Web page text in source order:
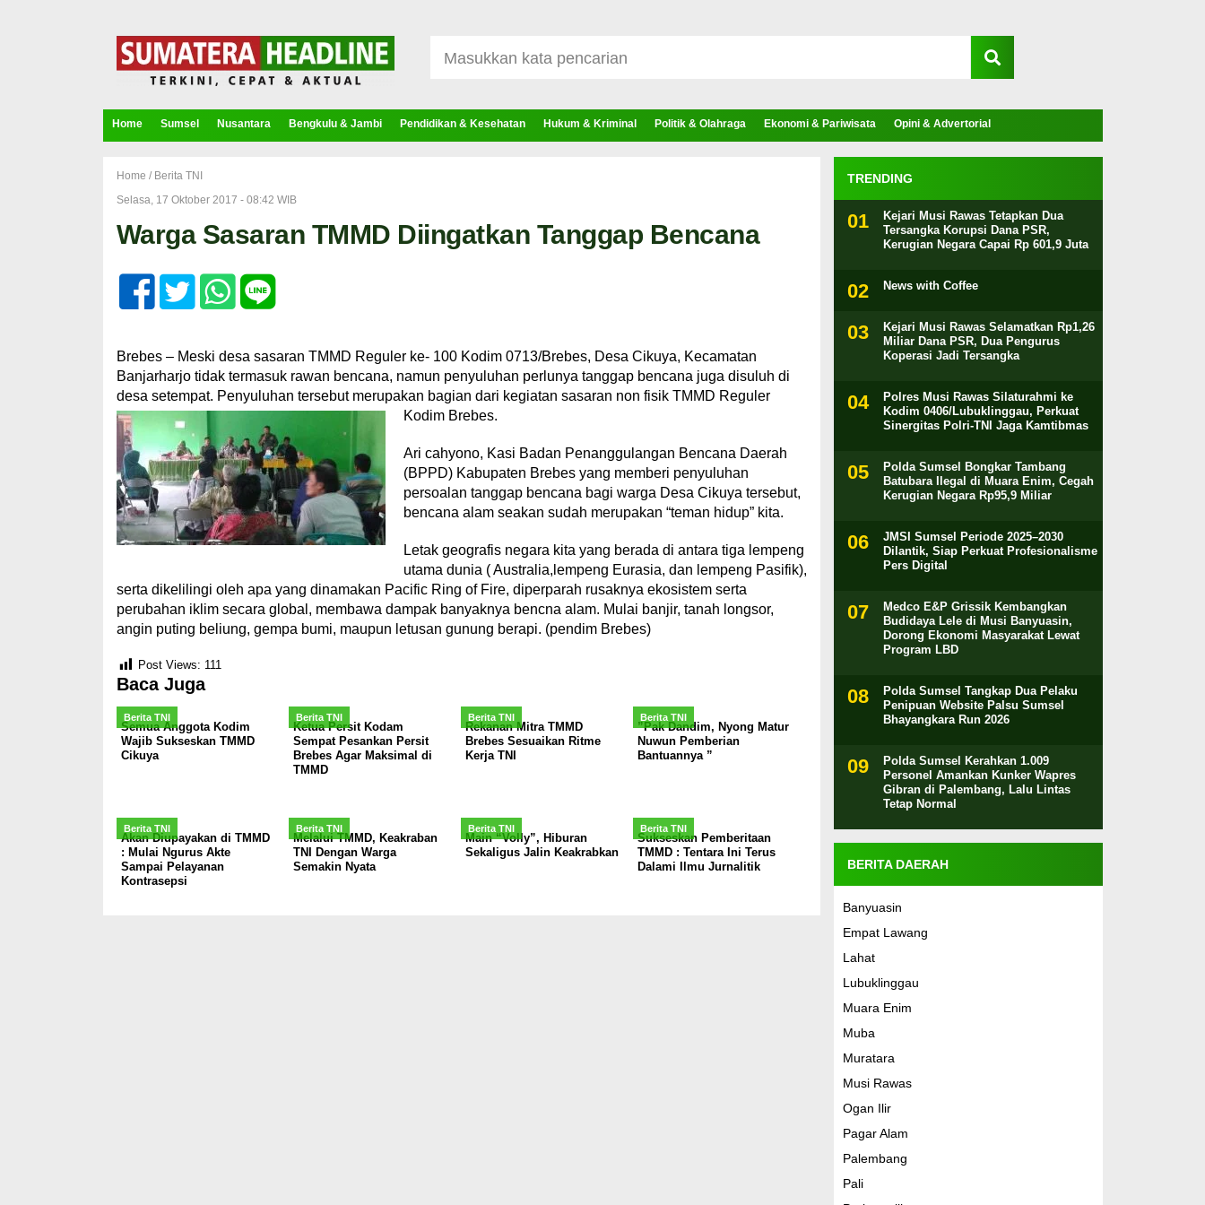
Home Sumsel Nusantara Bengkulu & Jambi Pendidikan & Kesehatan Hukum & Kriminal Politik & Olahraga Ekonomi & Pariwisata Opini & Advertorial
Home / Berita TNI
Selasa, 17 Oktober 2017 - 08:42 WIB
Warga Sasaran TMMD Diingatkan Tanggap Bencana
Brebes – Meski desa sasaran TMMD Reguler ke- 100 Kodim 0713/Brebes, Desa Cikuya, Kecamatan
Banjarharjo tidak termasuk rawan bencana, namun penyuluhan perlunya tanggap bencana juga disuluh di
desa setempat. Penyuluhan tersebut merupakan bagian dari kegiatan sasaran non fisik TMMD Reguler
Kodim Brebes.
Ari cahyono, Kasi Badan Penanggulangan Bencana Daerah
(BPPD) Kabupaten Brebes yang memberi penyuluhan
persoalan tanggap bencana bagi warga Desa Cikuya tersebut,
bencana alam seakan sudah merupakan “teman hidup” kita.
Letak geografis negara kita yang berada di antara tiga lempeng
utama dunia ( Australia,lempeng Eurasia, dan lempeng Pasifik),
serta dikelilingi oleh apa yang dinamakan Pacific Ring of Fire, diperparah rusaknya ekosistem serta
perubahan iklim secara global, membawa dampak banyaknya bencna alam. Mulai banjir, tanah longsor,
angin puting beliung, gempa bumi, maupun letusan gunung berapi. (pendim Brebes)
Post Views: 111
Baca Juga
Berita TNI
Semua Anggota Kodim
Wajib Sukseskan TMMD
Cikuya
Berita TNI
Ketua Persit Kodam
Sempat Pesankan Persit
Brebes Agar Maksimal di
TMMD
Berita TNI
Rekanan Mitra TMMD
Brebes Sesuaikan Ritme
Kerja TNI
Berita TNI
”Pak Dandim, Nyong Matur
Nuwun Pemberian
Bantuannya ”
Berita TNI
Akan Diupayakan di TMMD
: Mulai Ngurus Akte
Sampai Pelayanan
Kontrasepsi
Berita TNI
Melalui TMMD, Keakraban
TNI Dengan Warga
Semakin Nyata
Berita TNI
Main “Volly”, Hiburan
Sekaligus Jalin Keakrabkan
Berita TNI
Sukseskan Pemberitaan
TMMD : Tentara Ini Terus
Dalami Ilmu Jurnalitik
TRENDING
Kejari Musi Rawas Tetapkan Dua
Tersangka Korupsi Dana PSR,
Kerugian Negara Capai Rp 601,9 Juta
News with Coffee
Kejari Musi Rawas Selamatkan Rp1,26
Miliar Dana PSR, Dua Pengurus
Koperasi Jadi Tersangka
Polres Musi Rawas Silaturahmi ke
Kodim 0406/Lubuklinggau, Perkuat
Sinergitas Polri-TNI Jaga Kamtibmas
Polda Sumsel Bongkar Tambang
Batubara Ilegal di Muara Enim, Cegah
Kerugian Negara Rp95,9 Miliar
JMSI Sumsel Periode 2025–2030
Dilantik, Siap Perkuat Profesionalisme
Pers Digital
Medco E&P Grissik Kembangkan
Budidaya Lele di Musi Banyuasin,
Dorong Ekonomi Masyarakat Lewat
Program LBD
Polda Sumsel Tangkap Dua Pelaku
Penipuan Website Palsu Sumsel
Bhayangkara Run 2026
Polda Sumsel Kerahkan 1.009
Personel Amankan Kunker Wapres
Gibran di Palembang, Lalu Lintas
Tetap Normal
BERITA DAERAH
Banyuasin
Empat Lawang
Lahat
Lubuklinggau
Muara Enim
Muba
Muratara
Musi Rawas
Ogan Ilir
Pagar Alam
Palembang
Pali